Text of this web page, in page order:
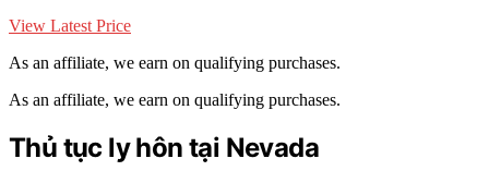
View Latest Price
As an affiliate, we earn on qualifying purchases.
As an affiliate, we earn on qualifying purchases.
Thủ tục ly hôn tại Nevada